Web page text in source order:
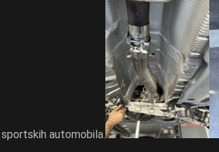
sportskih automobila.